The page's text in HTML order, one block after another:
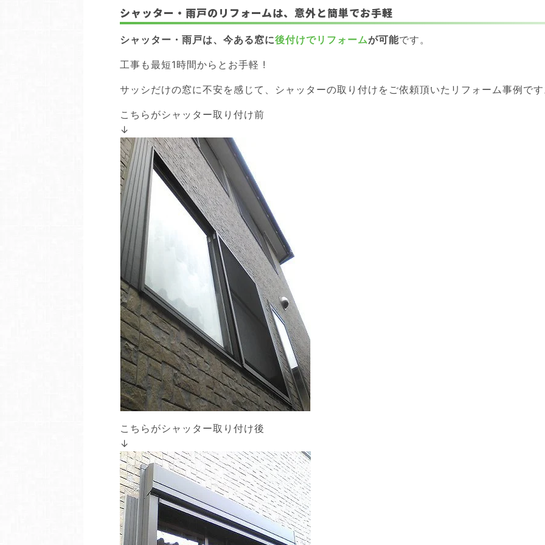
シャッター・雨戸のリフォームは、意外と簡単でお手軽
シャッター・雨戸は、今ある窓に後付けでリフォームが可能です。
工事も最短1時間からとお手軽 !
サッシだけの窓に不安を感じて、シャッターの取り付けをご依頼頂いたリフォーム事例で
こちらがシャッター取り付け前
↓
こちらがシャッター取り付け後
↓